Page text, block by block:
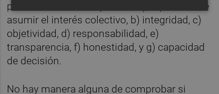
para estar en la vida pública: a) capacidad de
asumir el interés colectivo, b) integridad, c)
objetividad, d) responsabilidad, e)
transparencia, f) honestidad, y g) capacidad
de decisión.
No hay manera alguna de comprobar si